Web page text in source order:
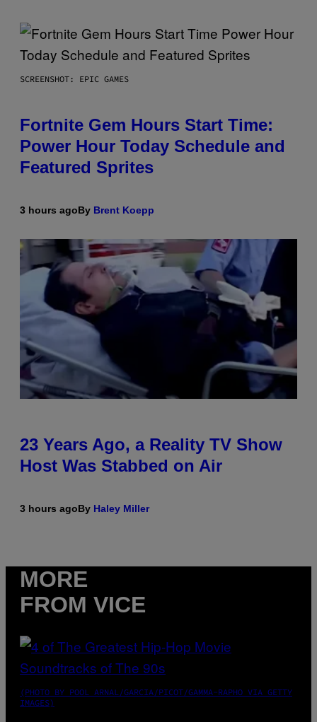
SCREENSHOT: EPIC GAMES
Fortnite Gem Hours Start Time:
Power Hour Today Schedule and
Featured Sprites
3 hours agoBy Brent Koepp
23 Years Ago, a Reality TV Show
Host Was Stabbed on Air
3 hours agoBy Haley Miller
MORE
FROM VICE
(PHOTO BY POOL ARNAL/GARCIA/PICOT/GAMMA-RAPHO VIA GETTY
IMAGES)